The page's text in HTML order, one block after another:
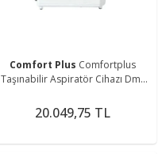
Comfort Plus Comfortplus
Taşınabilir Aspiratör Cihazı Dm-
20.049,75 TL